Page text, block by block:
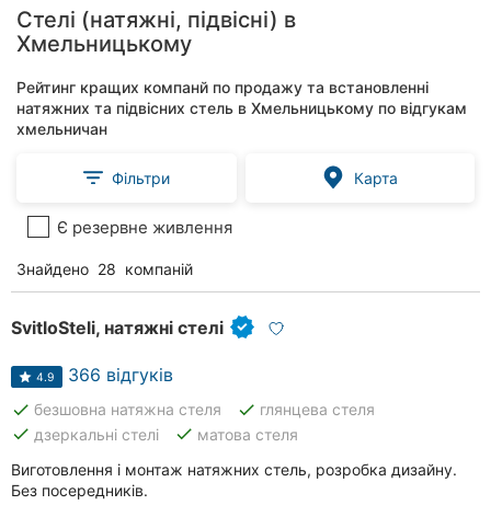
Стелі (натяжні, підвісні) в
Хмельницькому
Рейтинг кращих компанй по продажу та встановленні
натяжних та підвісних стель в Хмельницькому по відгукам
хмельничан
Фільтри Карта
Є резервне живлення
Знайдено 28 компаній
SvitloSteli, натяжні стелі
4.9 366 відгуків
done безшовна натяжна стеля done глянцева стеля
done дзеркальні стелі done матова стеля
Виготовлення і монтаж натяжних стель, розробка дизайну.
Без посередників.